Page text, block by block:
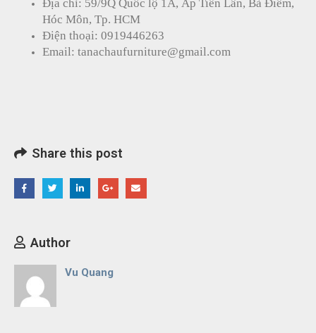
Địa chỉ: 59/9Q Quốc lộ 1A, Ấp Tiền Lân, Bà Điểm,
Hóc Môn, Tp. HCM
Điện thoại: 0919446263
Email: tanachaufurniture@gmail.com
Share this post
Author
Vu Quang